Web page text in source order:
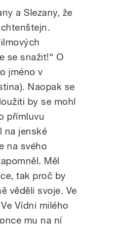
a Slezany, že
se snažit!“ O
jméno v
Naopak se
by se mohl
přímluvu
na jenské
na svého
Měl
tak proč by
věděli svoje. Ve
Vídni milého
mu na ní